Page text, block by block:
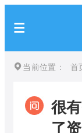
当前位置： 首
很
了